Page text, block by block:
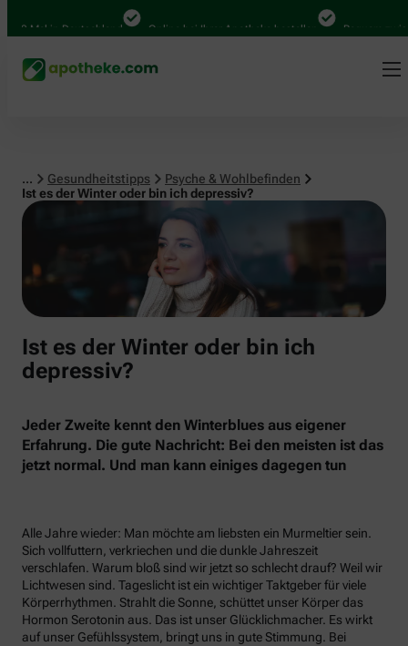
Mal in Deutschland Online bei Ihrer Apotheke bestellen Bequem
... Gesundheitstipps
Psyche & Wohlbefinden
Ist es der Winter oder bin ich depressiv?
Psyche & Wohlbefinden
Ist es der Winter oder bin ich
depressiv?
Jeder Zweite kennt den Winterblues aus eigener
Erfahrung. Die gute Nachricht: Bei den meisten ist das
jetzt normal. Und man kann einiges dagegen tun
Alle Jahre wieder: Man möchte am liebsten ein Murmeltier sein.
Sich vollfuttern, verkriechen und die dunkle Jahreszeit
verschlafen. Warum bloß sind wir jetzt so schlecht drauf? Weil wir
Lichtwesen sind. Tageslicht ist ein wichtiger Taktgeber für viele
Körperrhythmen. Strahlt die Sonne, schüttet unser Körper das
Hormon Serotonin aus. Das ist unser Glücklichmacher. Es wirkt
auf unser Gefühlssystem, bringt uns in gute Stimmung. Bei